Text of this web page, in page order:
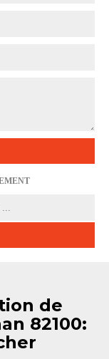
de
82100: